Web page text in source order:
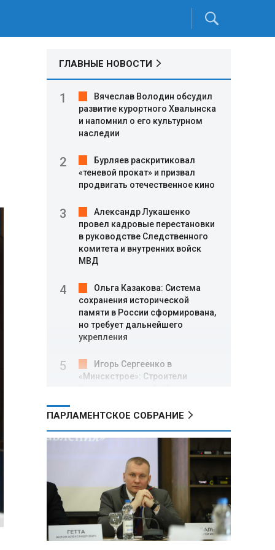
ГЛАВНЫЕ НОВОСТИ
Вячеслав Володин обсудил
развитие курортного Хвалынска
и напомнил о его культурном
наследии
Бурляев раскритиковал
«теневой прокат» и призвал
продвигать отечественное кино
Александр Лукашенко
провел кадровые перестановки
в руководстве Следственного
комитета и внутренних войск
МВД
Ольга Казакова: Система
сохранения исторической
памяти в России сформирована,
но требует дальнейшего
укрепления
Игорь Сергеенко в
«Минскстрое»: Строители
в улучшении охраны труда
МИД РФ: Поездка
Зеленского в США не принесла
ожидаемых результатов
Белорусские школьники
собрали первые «космические»
томаты из семян, побывавших
на орбите
ПАРЛАМЕНТСКОЕ СОБРАНИЕ